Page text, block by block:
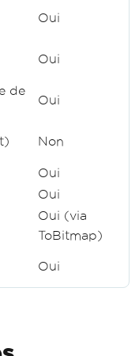
Oui
Oui
de
Oui
Non
Oui
Oui
Oui (via
ToBitmap)
Oui